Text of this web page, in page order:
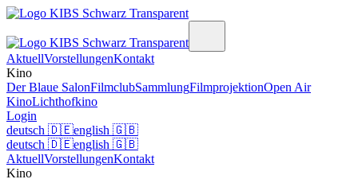
AktuellVorstellungenKontakt
Kino
Der Blaue SalonFilmclubSammlungFilmprojektionOpen Air
KinoLichthofkino
Login
deutsch 🇩🇪english 🇬🇧
deutsch 🇩🇪english 🇬🇧
AktuellVorstellungenKontakt
Kino